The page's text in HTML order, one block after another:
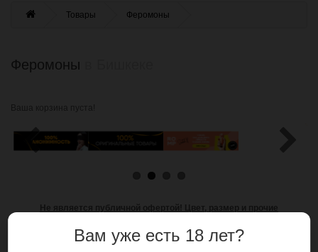
Товары Феромоны
Феромоны
Не является публичной офертой!
Цвет, размер и прочие
Вам уже есть 18 лет?